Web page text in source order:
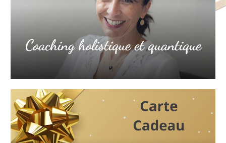
Coaching holistique et quantique